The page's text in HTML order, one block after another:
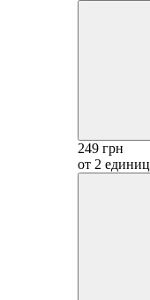
249 грн
от 2 единиц